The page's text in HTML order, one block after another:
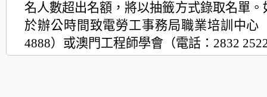
名人數超出名額，將以抽籤方式錄取名單。
於辦公時間致電勞工事務局職業培訓中心
4888）或澳門工程師學會（電話：2832